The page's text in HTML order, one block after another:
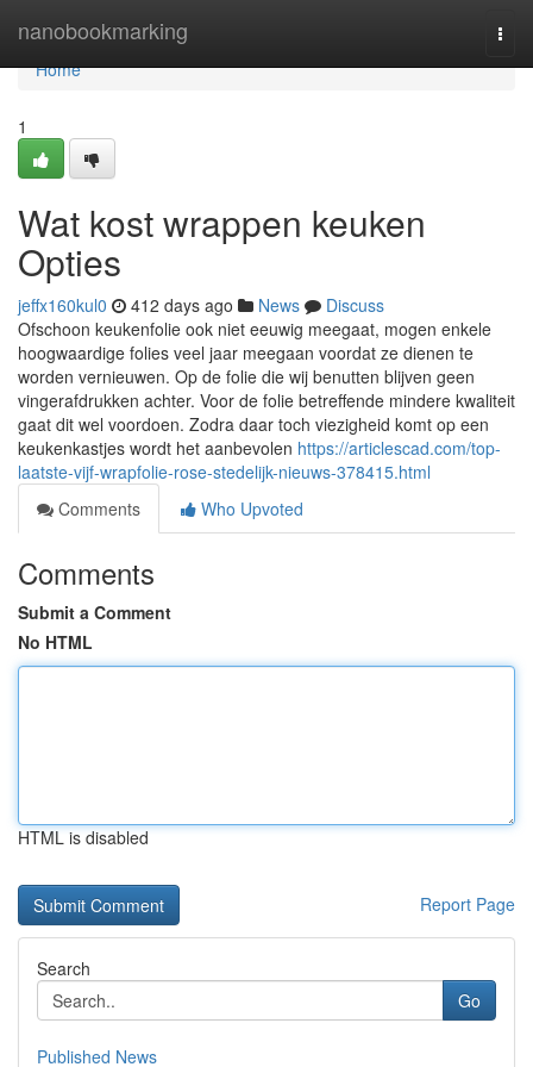
nanobookmarking
Home
Home
1
Wat kost wrappen keuken
Opties
jeffx160kul0 412 days ago News
Discuss
Ofschoon keukenfolie ook niet eeuwig meegaat, mogen enkele
hoogwaardige folies veel jaar meegaan voordat ze dienen te
worden vernieuwen. Op de folie die wij benutten blijven geen
vingerafdrukken achter. Voor de folie betreffende mindere kwaliteit
gaat dit wel voordoen. Zodra daar toch viezigheid komt op een
keukenkastjes wordt het aanbevolen https://articlescad.com/top-
laatste-vijf-wrapfolie-rose-stedelijk-nieuws-378415.html
Comments
Who Upvoted
Comments
Submit a Comment
No HTML
HTML is disabled
Report Page
Search
Go
Published News